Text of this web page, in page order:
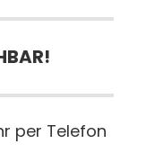
per Telefon